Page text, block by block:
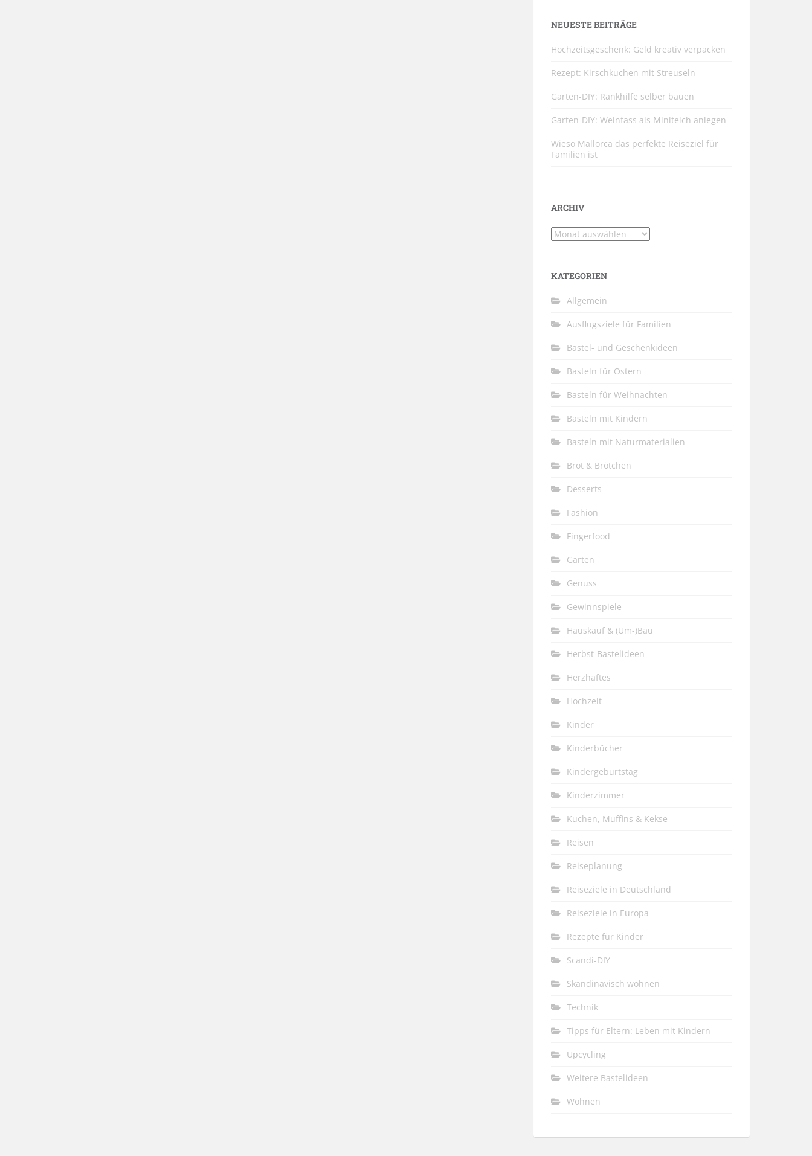
NEUESTE BEITRÄGE
Hochzeitsgeschenk: Geld kreativ verpacken
Rezept: Kirschkuchen mit Streuseln
Garten-DIY: Rankhilfe selber bauen
Garten-DIY: Weinfass als Miniteich anlegen
Wieso Mallorca das perfekte Reiseziel für
Familien ist
ARCHIV
Archiv
KATEGORIEN
Allgemein
Ausflugsziele für Familien
Bastel- und Geschenkideen
Basteln für Ostern
Basteln für Weihnachten
Basteln mit Kindern
Basteln mit Naturmaterialien
Brot & Brötchen
Desserts
Fashion
Fingerfood
Garten
Genuss
Gewinnspiele
Hauskauf & (Um-)Bau
Herbst-Bastelideen
Herzhaftes
Hochzeit
Kinder
Kinderbücher
Kindergeburtstag
Kinderzimmer
Kuchen, Muffins & Kekse
Reisen
Reiseplanung
Reiseziele in Deutschland
Reiseziele in Europa
Rezepte für Kinder
Scandi-DIY
Skandinavisch wohnen
Technik
Tipps für Eltern: Leben mit Kindern
Upcycling
Weitere Bastelideen
Wohnen